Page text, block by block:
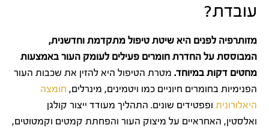
עובדת?
מזותרפיה לפנים היא שיטת טיפול מתקדמת וחדשנית,
המבוססת על החדרת חומרים פעילים לעומק העור באמצעות
מחטים דקות במיוחד. מטרת הטיפול היא להזין את שכבות העור
הפנימיות בחומרים חיוניים כמו ויטמינים, מינרלים, חומצה
היאלורונית ופפטידים שונים. התהליך מעודד ייצור קולגן
ואלסטין, האחראיים על מיצוק העור והפחתת קמטים וקמטוטים,